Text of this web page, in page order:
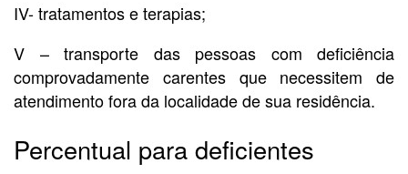
IV- tratamentos e terapias;
V – transporte das pessoas com deficiência
comprovadamente carentes que necessitem de
atendimento fora da localidade de sua residência.
Percentual para deficientes